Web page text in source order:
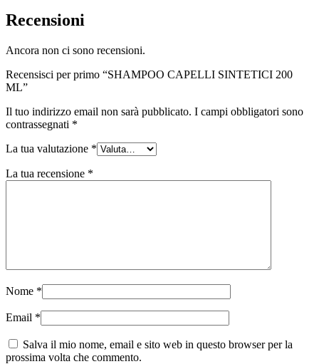
Recensioni
Ancora non ci sono recensioni.
Recensisci per primo “SHAMPOO CAPELLI SINTETICI 200
ML”
Il tuo indirizzo email non sarà pubblicato. I campi obbligatori sono
contrassegnati *
La tua valutazione *
La tua recensione *
Nome *
Email *
Salva il mio nome, email e sito web in questo browser per la
prossima volta che commento.